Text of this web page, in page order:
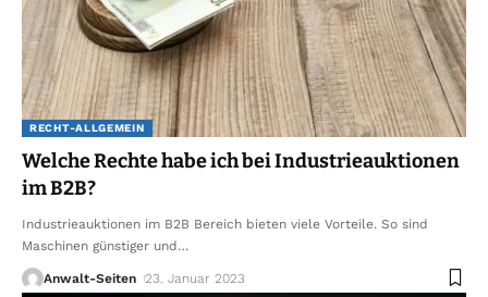
RECHT-ALLGEMEIN
Welche Rechte habe ich bei Industrieauktionen
im B2B?
Industrieauktionen im B2B Bereich bieten viele Vorteile. So sind
Maschinen günstiger und…
Anwalt-Seiten 23. Januar 2023